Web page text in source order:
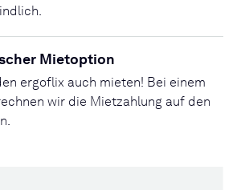
Mietoption
ergoflix auch mieten! Bei einem
wir die Mietzahlung auf den